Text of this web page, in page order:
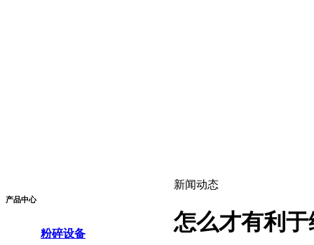
产品中心
粉碎设备
新闻动态
怎么才有利